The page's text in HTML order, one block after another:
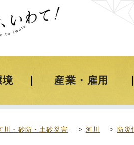
境 産業・雇用
川・砂防・土砂災害 > 河川 > 防災